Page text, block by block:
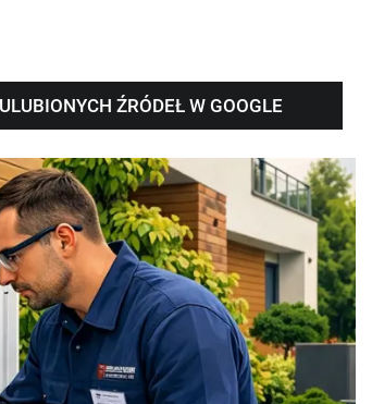
ŹRÓDEŁ W GOOGLE